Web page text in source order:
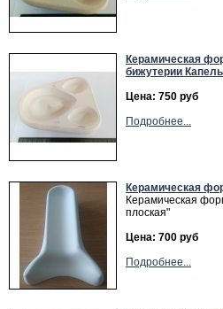
Керамическая
бижутерии
Цена: 750 руб
Подробнее...
Керамическая
Керамическая
плоская"
Цена: 700 руб
Подробнее...